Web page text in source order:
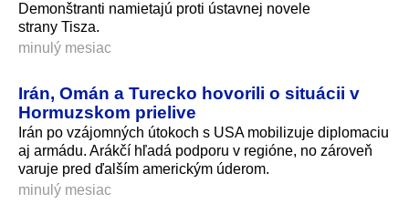
Demonštranti namietajú proti ústavnej novele
strany Tisza.
minulý mesiac
Irán, Omán a Turecko hovorili o situácii v
Hormuzskom prielive
Irán po vzájomných útokoch s USA mobilizuje diplomaciu
aj armádu. Arákčí hľadá podporu v regióne, no zároveň
varuje pred ďalším americkým úderom.
minulý mesiac